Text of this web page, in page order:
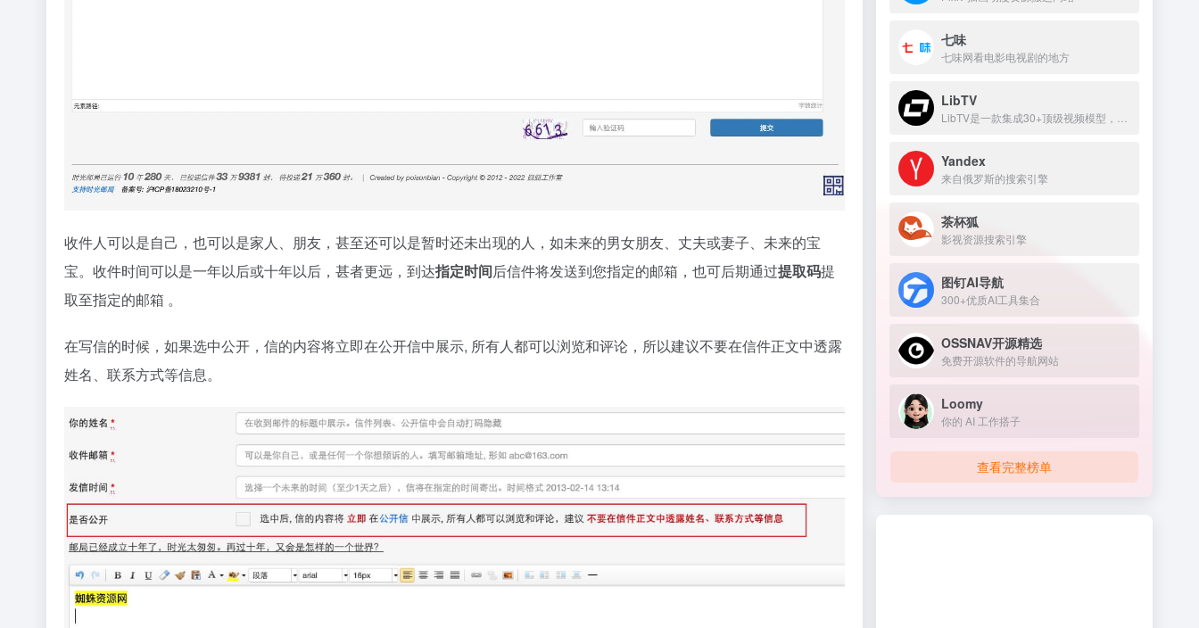
收件人可以是自己，也可以是家人、朋友，甚至还可以是暂时还未出现的人，如未来的男女朋友、丈夫或妻子、未来的宝
宝。收件时间可以是一年以后或十年以后，甚者更远，到达指定时间后信件将发送到您指定的邮箱，也可后期通过提取码提
取至指定的邮箱 。
在写信的时候，如果选中公开，信的内容将立即在公开信中展示, 所有人都可以浏览和评论，所以建议不要在信件正文中透露
姓名、联系方式等信息。
七味
七味网看电影电视剧的地方
LibTV
Yandex
来自俄罗斯的搜索引擎
茶杯狐
影视资源搜索引擎
图钉AI导航
300+优质AI工具集合
OSSNAV开源精选
免费开源软件的导航网站
Loomy
你的 AI 工作搭子
查看完整榜单